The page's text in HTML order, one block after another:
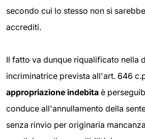
secondo cui lo stesso non si
accrediti.
Il fatto va dunque riqualificato nella
incriminatrice prevista all'art. 646
appropriazione indebita è
conduce all'annullamento della
senza rinvio per originaria